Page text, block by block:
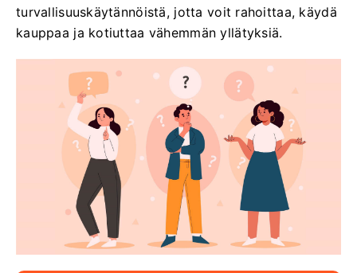
turvallisuuskäytännöistä, jotta voit rahoittaa, käydä
kauppaa ja kotiuttaa vähemmän yllätyksiä.